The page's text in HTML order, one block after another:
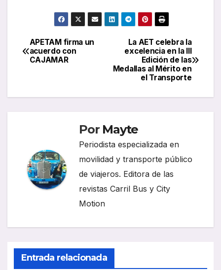
Navegación
de
La AET celebra la
excelencia en la III
Edición de las
Medallas al Mérito en
el Transporte
APETAM firma un
acuerdo con
CAJAMAR
Por Mayte
Periodista especializada en
movilidad y transporte público
de viajeros. Editora de las
revistas Carril Bus y City
Motion
Entrada relacionada